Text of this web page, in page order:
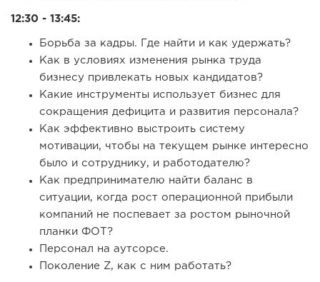
12:30 - 13:45:
Борьба за кадры. Где найти и как удержать?
Как в условиях изменения рынка труда
бизнесу привлекать новых кандидатов?
Какие инструменты использует бизнес для
сокращения дефицита и развития персонала?
Как эффективно выстроить систему
мотивации, чтобы на текущем рынке интересно
было и сотруднику, и работодателю?
Как предпринимателю найти баланс в
ситуации, когда рост операционной прибыли
компаний не поспевает за ростом рыночной
планки ФОТ?
Персонал на аутсорсе.
Поколение Z, как с ним работать?